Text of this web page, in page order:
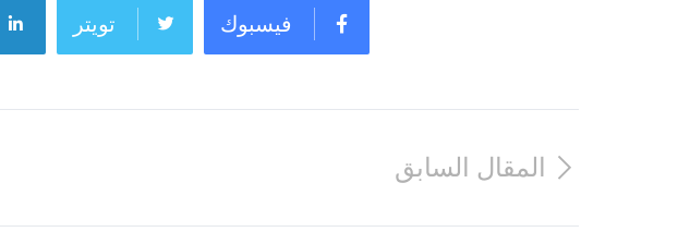
فيسبوك تويتر
المقال السابق